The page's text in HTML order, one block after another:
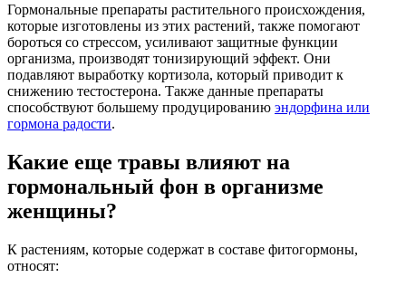
Гормональные препараты растительного происхождения,
которые изготовлены из этих растений, также помогают
бороться со стрессом, усиливают защитные функции
организма, производят тонизирующий эффект. Они
подавляют выработку кортизола, который приводит к
снижению тестостерона. Также данные препараты
способствуют большему продуцированию эндорфина или
гормона радости.
Какие еще травы влияют на
гормональный фон в организме
женщины?
К растениям, которые содержат в составе фитогормоны,
относят: